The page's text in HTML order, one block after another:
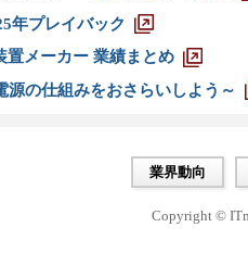
年プレイバック
置メーカー 業績まとめ
の仕組みをおさらいしよう～
業界動向
Copyright ©